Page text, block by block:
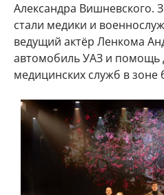
Александра Вишневского.
стали медики и
ведущий актёр Ленкома
автомобиль УАЗ и помощь
медицинских служб в зоне